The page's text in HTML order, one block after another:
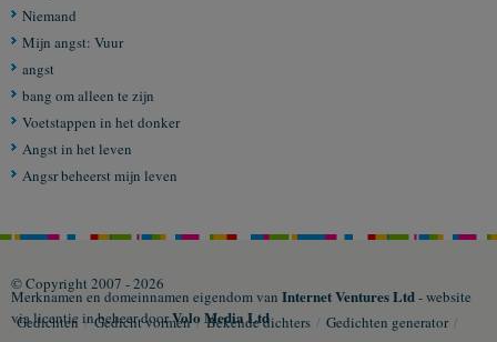
Niemand
Mijn angst: Vuur
angst
bang om alleen te zijn
Voetstappen in het donker
Angst in het leven
Angsr beheerst mijn leven
© Copyright 2007 - 2026
Gedichten / Gedicht vormen / Bekende dichters / Gedichten generator /
Merknamen en domeinnamen eigendom van Internet Ventures Ltd- website
via licentie in beheer doorVolo Media Ltd